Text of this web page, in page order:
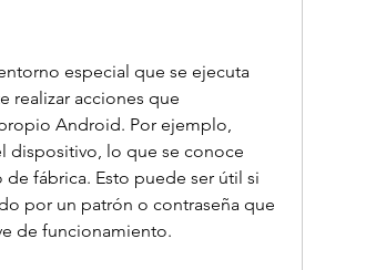
especial que se ejecuta
realizar acciones que
Android. Por ejemplo,
dispositivo, lo que se conoce
fábrica. Esto puede ser útil si
por un patrón o contraseña que
de funcionamiento.